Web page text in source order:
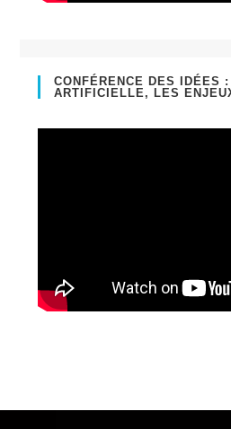
CONFÉRENCE DES IDÉES
ARTIFICIELLE, LES